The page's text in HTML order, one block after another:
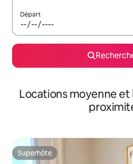
Départ
Locations moyenne et
Superhôte
Superhôte